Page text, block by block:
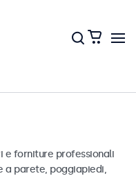
e forniture professionali
a parete, poggiapiedi,